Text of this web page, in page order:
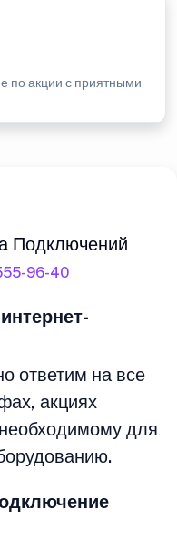
по акции с приятными
Подключений
96-40
ответим на все
акциях
для